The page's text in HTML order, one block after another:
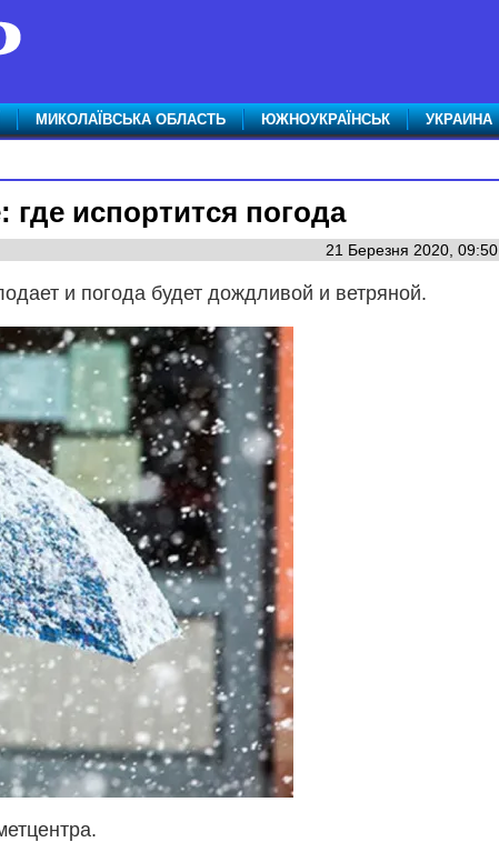
МИКОЛАЇВСЬКА ОБЛАСТЬ ЮЖНОУКРАЇНСЬК УКРАИНА
испортится погода
21 Березня 2020, 09:50
и погода будет дождливой и ветряной.